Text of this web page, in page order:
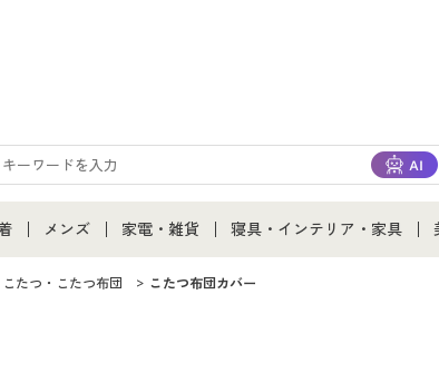
通販すべて
メンズ
メンズ通販すべて
家電・雑貨
家電・雑貨すべて
寝具・インテリア・家具
寝具・インテリア・家具通販
こたつ・こたつ布団 こたつ布団カバー